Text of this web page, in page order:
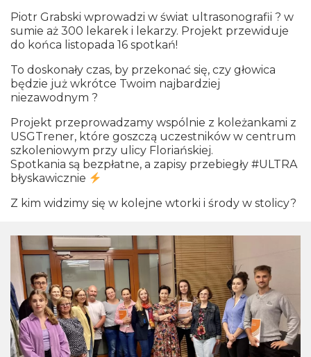
Piotr Grabski wprowadzi w świat ultrasonografii ? w
sumie aż 300 lekarek i lekarzy. Projekt przewiduje
do końca listopada 16 spotkań!
To doskonały czas, by przekonać się, czy głowica
będzie już wkrótce Twoim najbardziej
niezawodnym ?
Projekt przeprowadzamy wspólnie z koleżankami z
USGTrener, które goszczą uczestników w centrum
szkoleniowym przy ulicy Floriańskiej.
Spotkania są bezpłatne, a zapisy przebiegły #ULTRA
błyskawicznie
Z kim widzimy się w kolejne wtorki i środy w stolicy?